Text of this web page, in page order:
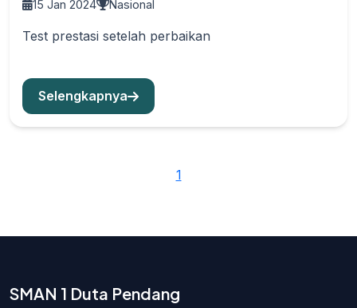
15 Jan 2024 Nasional
Test prestasi setelah perbaikan
Selengkapnya
1
SMAN 1 Duta Pendang